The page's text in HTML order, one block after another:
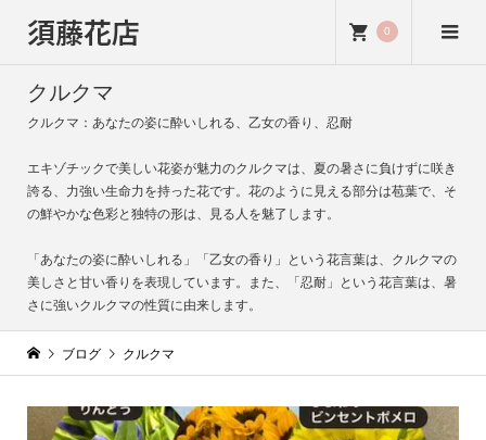
須藤花店 0
クルクマ
クルクマ：あなたの姿に酔いしれる、乙女の香り、忍耐
エキゾチックで美しい花姿が魅力のクルクマは、夏の暑さに負けずに咲き
誇る、力強い生命力を持った花です。花のように見える部分は苞葉で、そ
の鮮やかな色彩と独特の形は、見る人を魅了します。
「あなたの姿に酔いしれる」「乙女の香り」という花言葉は、クルクマの
美しさと甘い香りを表現しています。また、「忍耐」という花言葉は、暑
さに強いクルクマの性質に由来します。
ブログ クルクマ